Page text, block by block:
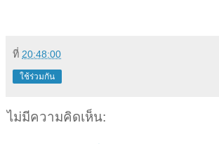
ที่ 20:48:00
ใช้ร่วมกัน
ไม่มีความคิดเห็น: